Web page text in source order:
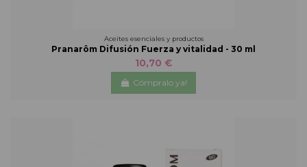
Aceites esenciales y productos
Pranarôm Difusión Fuerza y vitalidad - 30 ml
10,70 €
Cómpralo ya!